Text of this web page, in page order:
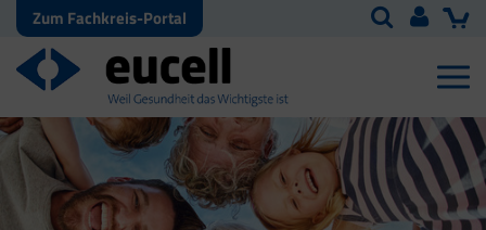
Zum Fachkreis-Portal